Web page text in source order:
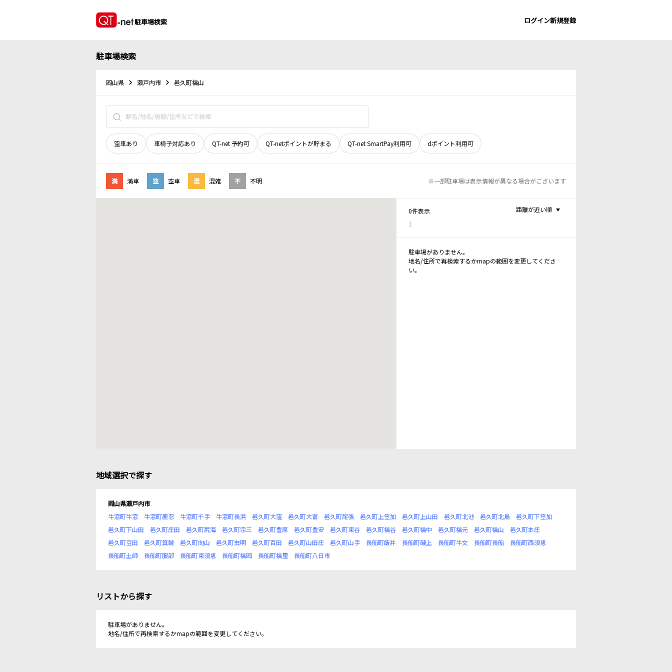
駐車場検索 ログイン新規登録
駐車場検索
岡山県 瀬戸内市 邑久町福山
空車あり 車椅子対応あり QT-net 予約可 QT-netポイントが貯まる QT-net SmartPay利用可 dポイント利用可
満 満車 空 空車 混 混雑 不 不明 ※一部駐車場は表示情報が異なる場合がございます
0件表示
1
距離が近い順
駐車場がありません。
地名/住所で再検索するかmapの範囲を変更してくださ
い。
地域選択で探す
岡山県瀬戸内市
牛窓町牛窓
牛窓町鹿忍 牛窓町千手 牛窓町長浜 邑久町大窪 邑久町大富 邑久町尾張 邑久町上笠加 邑久町上山田 邑久町北池 邑久町北島
邑久町下笠加
邑久町下山田
邑久町庄田 邑久町尻海 邑久町宗三 邑久町豊原 邑久町豊安 邑久町東谷 邑久町福谷 邑久町福中 邑久町福元 邑久町福山
邑久町本庄
邑久町豆田
邑久町箕輪 邑久町向山 邑久町虫明 邑久町百田 邑久町山田庄 邑久町山手 長船町飯井 長船町磯上 長船町牛文 長船町長船
長船町西須恵
長船町土師
長船町服部 長船町東須恵 長船町福岡 長船町福里 長船町八日市
リストから探す
駐車場がありません。
地名/住所で再検索するかmapの範囲を変更してください。